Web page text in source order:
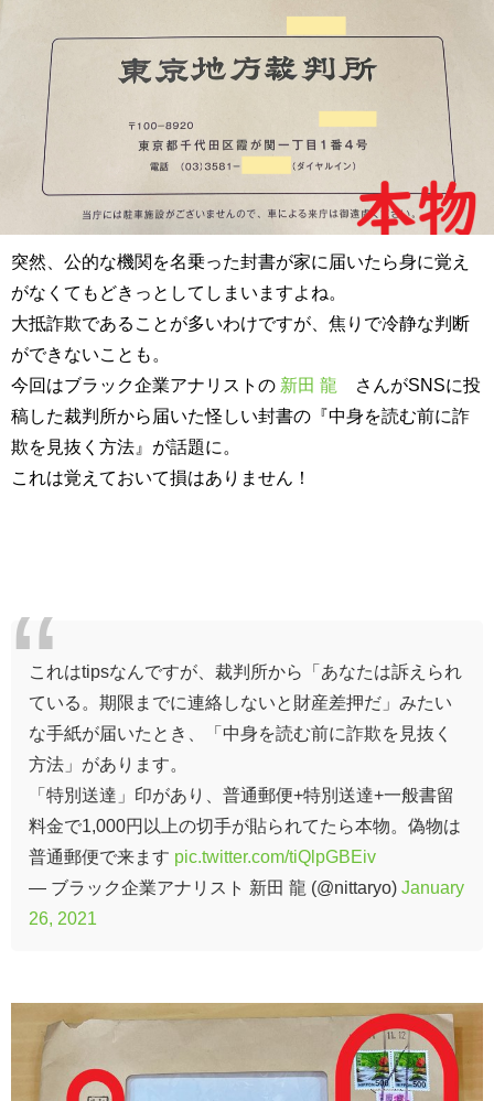
突然、公的な機関を名乗った封書が家に届いたら身に覚え
がなくてもどきっとしてしまいますよね。
大抵詐欺であることが多いわけですが、焦りで冷静な判断
ができないことも。
今回はブラック企業アナリストの 新田 龍 さんがSNSに投
稿した裁判所から届いた怪しい封書の『中身を読む前に詐
欺を見抜く方法』が話題に。
これは覚えておいて損はありません！
これはtipsなんですが、裁判所から「あなたは訴えられ
ている。期限までに連絡しないと財産差押だ」みたい
な手紙が届いたとき、「中身を読む前に詐欺を見抜く
方法」があります。
「特別送達」印があり、普通郵便+特別送達+一般書留
料金で1,000円以上の切手が貼られてたら本物。偽物は
普通郵便で来ます pic.twitter.com/tiQlpGBEiv
— ブラック企業アナリスト 新田 龍 (@nittaryo) January
26, 2021